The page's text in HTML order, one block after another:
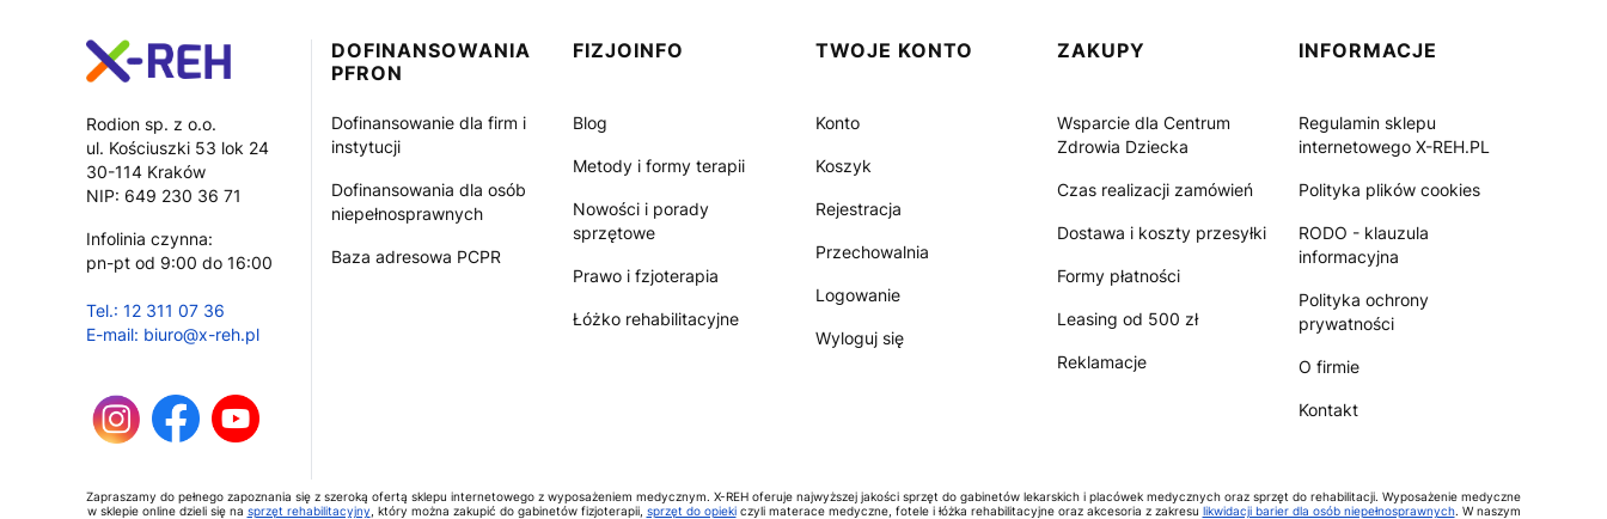
Rodion sp. z o.o.
ul. Kościuszki 53 lok 24
30-114 Kraków
NIP: 649 230 36 71
Infolinia czynna:
pn-pt od 9:00 do 16:00
Tel.: 12 311 07 36
E-mail: biuro@x-reh.pl
Linki w stopce
DOFINANSOWANIA
PFRON
Dofinansowanie dla firm i
instytucji
Dofinansowania dla osób
niepełnosprawnych
Baza adresowa PCPR
FIZJOINFO
Blog
Metody i formy terapii
Nowości i porady
sprzętowe
Prawo i fzjoterapia
Łóżko rehabilitacyjne
TWOJE KONTO
Konto
Koszyk
Rejestracja
Przechowalnia
Logowanie
Wyloguj się
ZAKUPY
Wsparcie dla Centrum
Zdrowia Dziecka
Czas realizacji zamówień
Dostawa i koszty przesyłki
Formy płatności
Leasing od 500 zł
Reklamacje
INFORMACJE
Regulamin sklepu
internetowego X-REH.PL
Polityka plików cookies
RODO - klauzula
informacyjna
Polityka ochrony
prywatności
O firmie
Kontakt
Zapraszamy do pełnego zapoznania się z szeroką ofertą sklepu internetowego z wyposażeniem medycznym. X-REH oferuje najwyższej jakości sprzęt do gabinetów lekarskich i placówek medycznych oraz sprzęt do rehabilitacji. Wyposażenie medyczne
w sklepie online dzieli się na sprzęt rehabilitacyjny , który można zakupić do gabinetów fizjoterapii, sprzęt do opiekiczyli materace medyczne, fotele i łóżka rehabilitacyjne oraz akcesoria z zakresu likwidacji barier dla osób niepełnosprawnych. W naszym